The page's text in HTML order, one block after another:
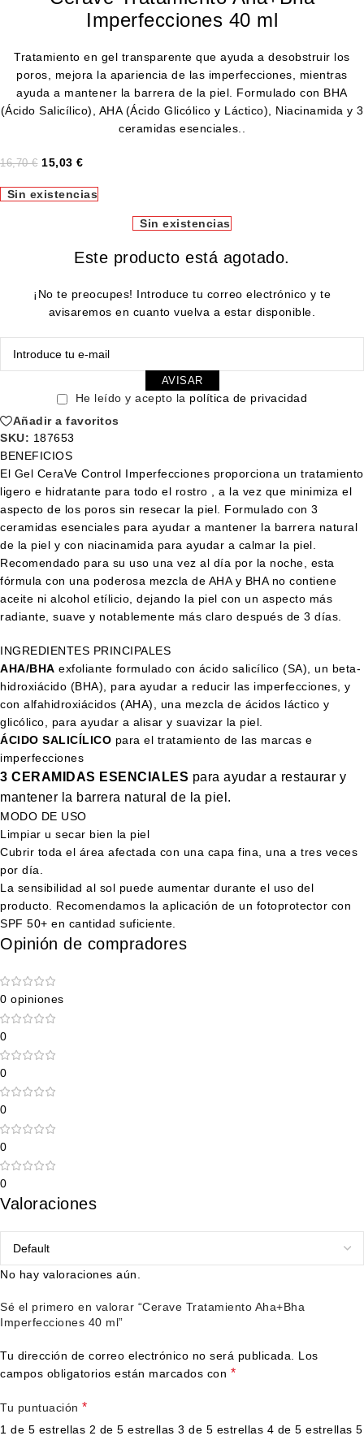
Imperfecciones 40 ml
Tratamiento en gel transparente que ayuda a desobstruir los
poros, mejora la apariencia de las imperfecciones, mientras
ayuda a mantener la barrera de la piel. Formulado con BHA
(Ácido Salicílico), AHA (Ácido Glicólico y Láctico), Niacinamida y 3
ceramidas esenciales..
16,70€ 15,03 €
Sin existencias
Sin existencias
Este producto está agotado.
¡No te preocupes! Introduce tu correo electrónico y te
avisaremos en cuanto vuelva a estar disponible.
AVISAR
He leído y acepto la política de privacidad
Añadir a favoritos
SKU: 187653
BENEFICIOS
El Gel CeraVe Control Imperfecciones proporciona un tratamiento
ligero e hidratante para todo el rostro , a la vez que minimiza el
aspecto de los poros sin resecar la piel. Formulado con 3
ceramidas esenciales para ayudar a mantener la barrera natural
de la piel y con niacinamida para ayudar a calmar la piel.
Recomendado para su uso una vez al día por la noche, esta
fórmula con una poderosa mezcla de AHA y BHA no contiene
aceite ni alcohol etílicio, dejando la piel con un aspecto más
radiante, suave y notablemente más claro después de 3 días.
INGREDIENTES PRINCIPALES
AHA/BHA exfoliante formulado con ácido salicílico (SA), un beta-
hidroxiácido (BHA), para ayudar a reducir las imperfecciones, y
con alfahidroxiácidos (AHA), una mezcla de ácidos láctico y
glicólico, para ayudar a alisar y suavizar la piel.
ÁCIDO SALICÍLICO para el tratamiento de las marcas e
imperfecciones
3 CERAMIDAS ESENCIALES para ayudar a restaurar y
mantener la barrera natural de la piel.
MODO DE USO
Limpiar u secar bien la piel
Cubrir toda el área afectada con una capa fina, una a tres veces
por día.
La sensibilidad al sol puede aumentar durante el uso del
producto. Recomendamos la aplicación de un fotoprotector con
SPF 50+ en cantidad suficiente.
Opinión de compradores
0 opiniones
0
0
0
0
0
Valoraciones
No hay valoraciones aún.
Sé el primero en valorar “Cerave Tratamiento Aha+Bha
Imperfecciones 40 ml”
Tu dirección de correo electrónico no será publicada.
Los
campos obligatorios están marcados con *
Tu puntuación *
1 de 5 estrellas 2 de 5 estrellas 3 de 5 estrellas 4 de 5 estrellas 5